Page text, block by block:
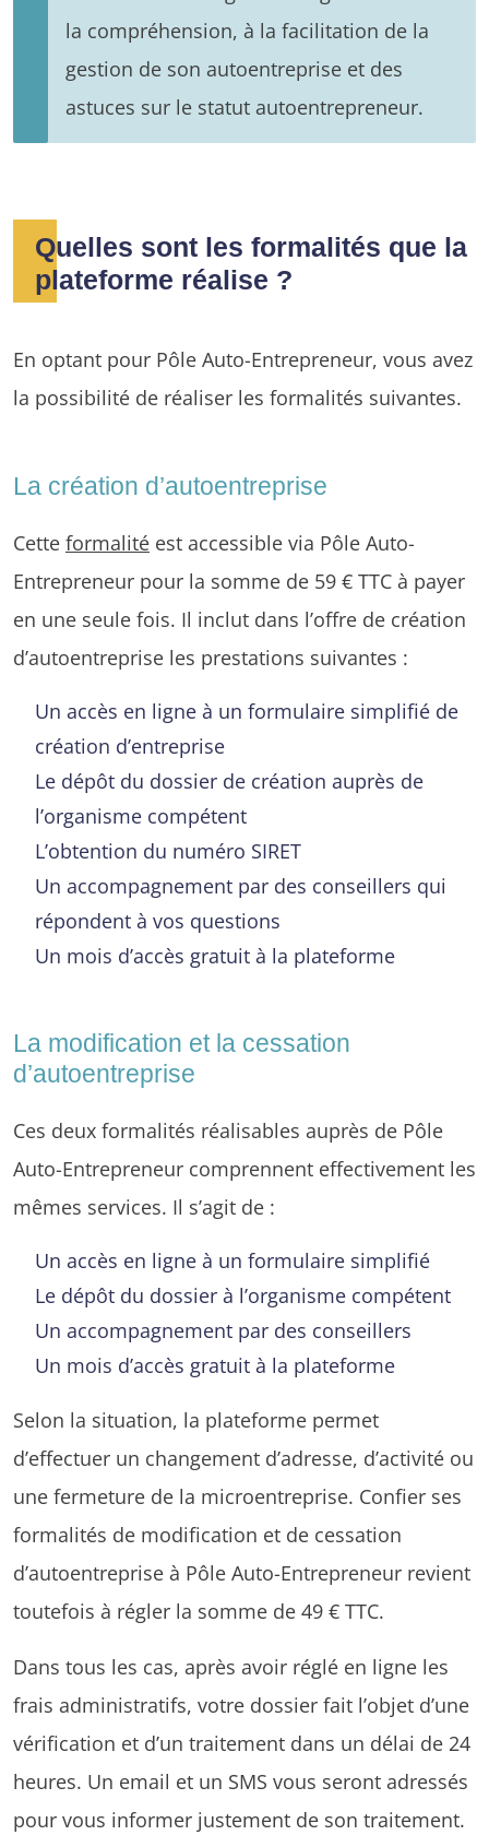
la compréhension, à la facilitation de la
gestion de son autoentreprise et des
astuces sur le statut autoentrepreneur.
Quelles sont les formalités que la
plateforme réalise ?
En optant pour Pôle Auto-Entrepreneur, vous avez
la possibilité de réaliser les formalités suivantes.
La création d’autoentreprise
Cette formalité est accessible via Pôle Auto-
Entrepreneur pour la somme de 59 € TTC à payer
en une seule fois. Il inclut dans l’offre de création
d’autoentreprise les prestations suivantes :
Un accès en ligne à un formulaire simplifié de
création d’entreprise
Le dépôt du dossier de création auprès de
l’organisme compétent
L’obtention du numéro SIRET
Un accompagnement par des conseillers qui
répondent à vos questions
Un mois d’accès gratuit à la plateforme
La modification et la cessation
d’autoentreprise
Ces deux formalités réalisables auprès de Pôle
Auto-Entrepreneur comprennent effectivement les
mêmes services. Il s’agit de :
Un accès en ligne à un formulaire simplifié
Le dépôt du dossier à l’organisme compétent
Un accompagnement par des conseillers
Un mois d’accès gratuit à la plateforme
Selon la situation, la plateforme permet
d’effectuer un changement d’adresse, d’activité ou
une fermeture de la microentreprise. Confier ses
formalités de modification et de cessation
d’autoentreprise à Pôle Auto-Entrepreneur revient
toutefois à régler la somme de 49 € TTC.
Dans tous les cas, après avoir réglé en ligne les
frais administratifs, votre dossier fait l’objet d’une
vérification et d’un traitement dans un délai de 24
heures. Un email et un SMS vous seront adressés
pour vous informer justement de son traitement.